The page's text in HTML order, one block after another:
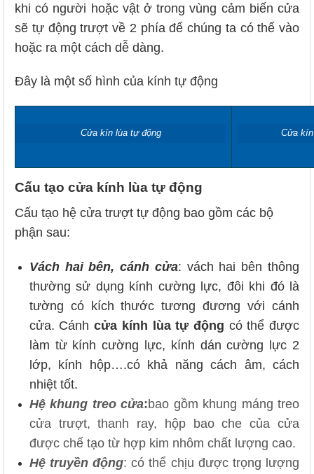
khi có người hoặc vật ở trong vùng cảm biến cửa
sẽ tự động trượt về 2 phía để chúng ta có thể vào
hoặc ra một cách dễ dàng.
Đây là một số hình của kính tự động
Cửa kín lùa tự động Cửa
Cấu tạo cửa kính lùa tự động
Cấu tạo hệ cửa trượt tự động bao gồm các bộ
phận sau:
Vách hai bên, cánh cửa: vách hai bên thông
thường sử dụng kính cường lực, đôi khi đó là
tường có kích thước tương đương với cánh
cửa. Cánhcửa kính lùa tự động có thể được
làm từ kính cường lực, kính dán cường lực 2
lớp, kính hộp….có khả năng cách âm, cách
nhiệt tốt.
Hệ khung treo cửa:bao gồm khung máng treo
cửa trượt, thanh ray, hộp bao che của cửa
được chế tạo từ hợp kim nhôm chất lượng cao.
Hệ truyền động: có thể chịu được trọng lượng